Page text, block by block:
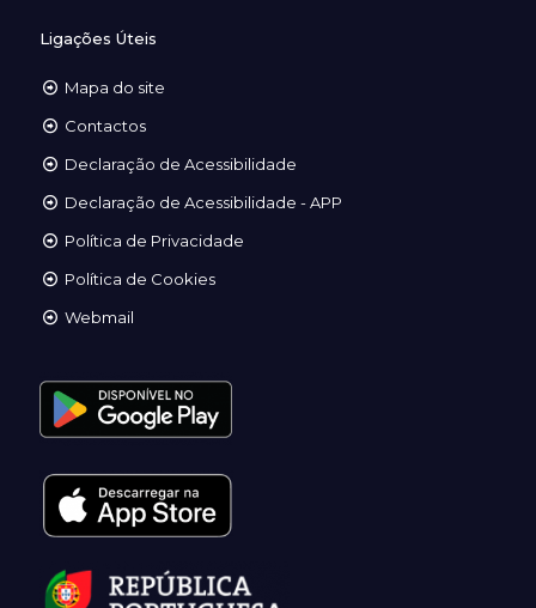
Ligações Úteis
Mapa do site
Contactos
Declaração de Acessibilidade
Declaração de Acessibilidade - APP
Política de Privacidade
Política de Cookies
Webmail